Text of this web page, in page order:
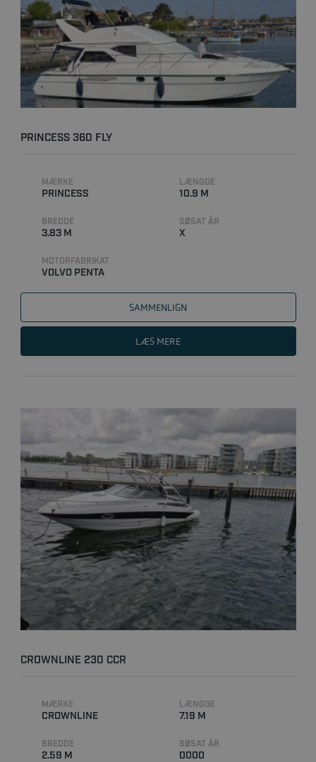
PRINCESS 360 FLY
MÆRKE
PRINCESS
LÆNGDE
10.9 M
BREDDE
3.83 M
SØSAT ÅR
X
MOTORFABRIKAT
VOLVO PENTA
SAMMENLIGN
LÆS MERE
CROWNLINE 230 CCR
MÆRKE
CROWNLINE
LÆNGDE
7.19 M
BREDDE
2.59 M
SØSAT ÅR
0000